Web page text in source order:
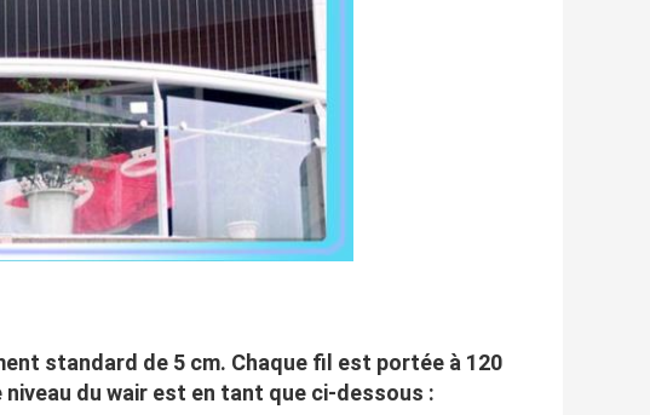
standard de 5 cm. Chaque fil est portée à 120
du wair est en tant que ci-dessous :